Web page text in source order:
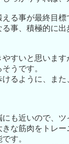
る事が最終目
事、積極的に
すいと思いま
うです。
るように、ま
も近いので、
な筋肉をトレ
す。